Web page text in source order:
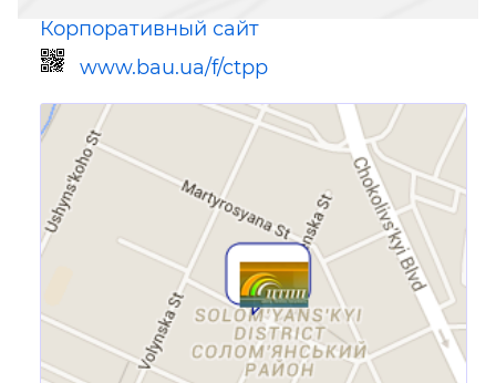
Корпоративный сайт
www.bau.ua/f/ctpp
Ссылка для мобильных устройств